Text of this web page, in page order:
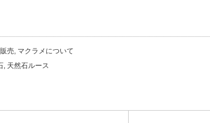
売, マクラメについて
, 天然石ルース